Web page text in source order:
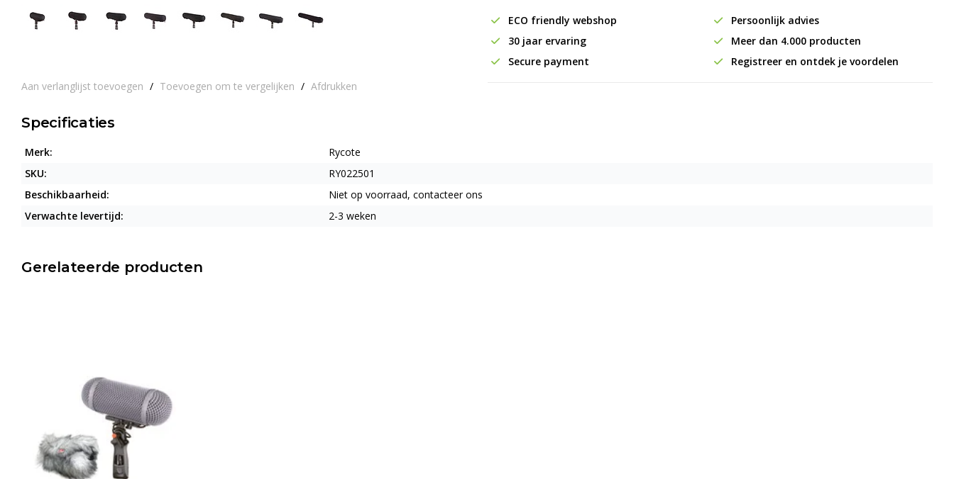
Aan verlanglijst toevoegen / Toevoegen om te vergelijken / Afdrukken
ECO friendly webshop
Persoonlijk advies
30 jaar ervaring
Meer dan 4.000 producten
Secure payment
Registreer en ontdek je voordelen
Specificaties
Merk:
Rycote
SKU:
RY022501
Beschikbaarheid:
Niet op voorraad, contacteer ons
Verwachte levertijd:
2-3 weken
Gerelateerde producten